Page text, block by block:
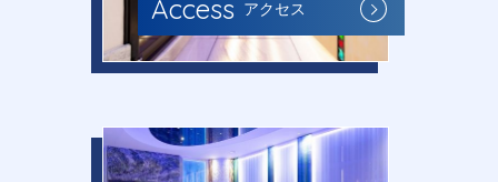
Access アクセス